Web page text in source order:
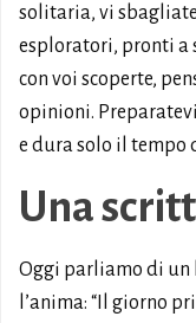
solitaria, vi
esploratori, pronti a
con voi scoperte,
opinioni.
e dura solo il tempo
Una
Oggi parliamo di un
l’anima: “Il giorno